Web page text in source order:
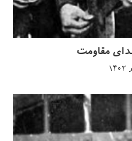
مقاومت